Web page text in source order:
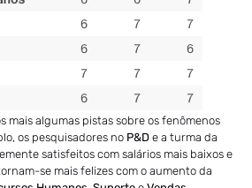
mais algumas pistas sobre os fenômenos
os pesquisadores no P&D e a turma da
satisfeitos com salários mais baixos e
se mais felizes com o aumento da